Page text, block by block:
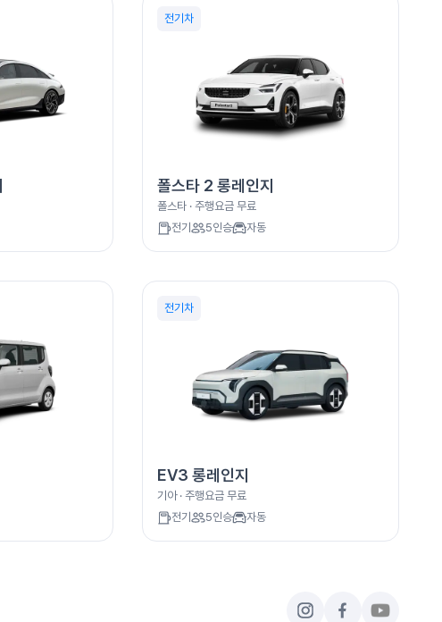
전기차
폴스타 2 롱레인지
폴스타 · 주행요금 무료
전기
5인승 자동
전기차
EV3 롱레인지
기아· 주행요금 무료
전기
5인승 자동